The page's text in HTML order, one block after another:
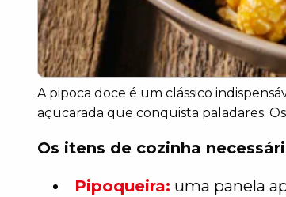
A pipoca doce é um clássico
açucarada que conquista paladares.
Os itens de cozinha
Pipoqueira: uma panela